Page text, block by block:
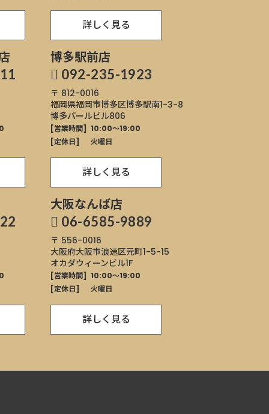
詳しく見る
博多駅前店
092-235-1923
〒 812-0016
福岡県福岡市博多区博多駅南1-3-8
博多パールビル806
[営業時間] 10:00～19:00
[定休日]
火曜日
詳しく見る
大阪なんば店
06-6585-9889
〒 556-0016
大阪府大阪市浪速区元町1-5-15
オカダウィーンビル1F
[営業時間] 10:00～19:00
[定休日]
火曜日
詳しく見る